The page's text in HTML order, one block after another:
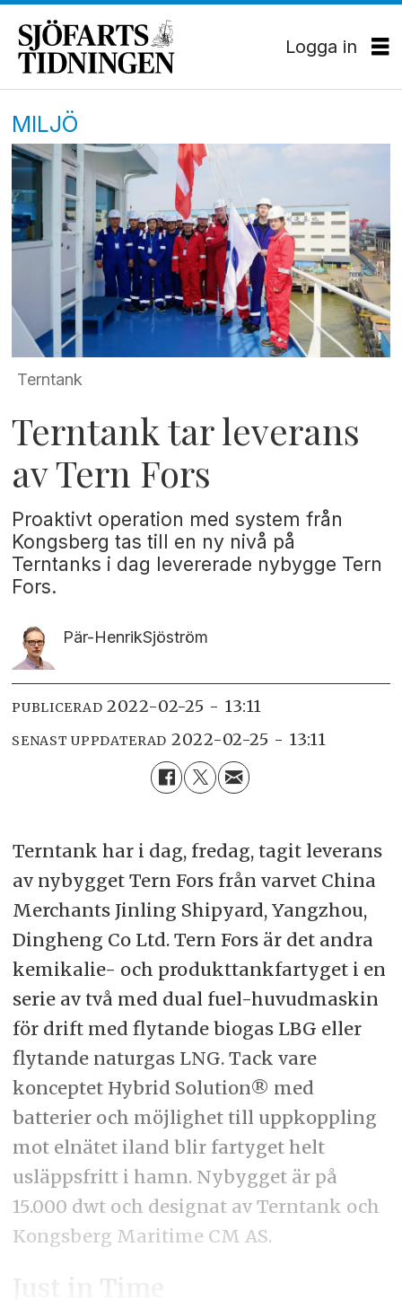
Logga in
MILJÖ
Terntank
Terntank tar leverans
av Tern Fors
Proaktivt operation med system från
Kongsberg tas till en ny nivå på
Terntanks i dag levererade nybygge Tern
Fors.
Pär-HenrikSjöström
PUBLICERAD 2022-02-25 - 13:11
SENAST UPPDATERAD 2022-02-25 - 13:11
Terntank har i dag, fredag, tagit leverans
av nybygget Tern Fors från varvet China
Merchants Jinling Shipyard, Yangzhou,
Dingheng Co Ltd. Tern Fors är det andra
kemikalie- och produkttankfartyget i en
serie av två med dual fuel-huvudmaskin
för drift med flytande biogas LBG eller
flytande naturgas LNG. Tack vare
konceptet Hybrid Solution® med
batterier och möjlighet till uppkoppling
mot elnätet iland blir fartyget helt
usläppsfritt i hamn. Nybygget är på
15.000 dwt och designat av Terntank och
Kongsberg Maritime CM AS.